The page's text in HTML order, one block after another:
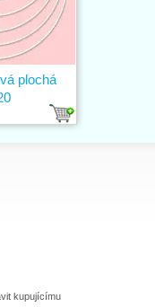
plochá
kupujícímu